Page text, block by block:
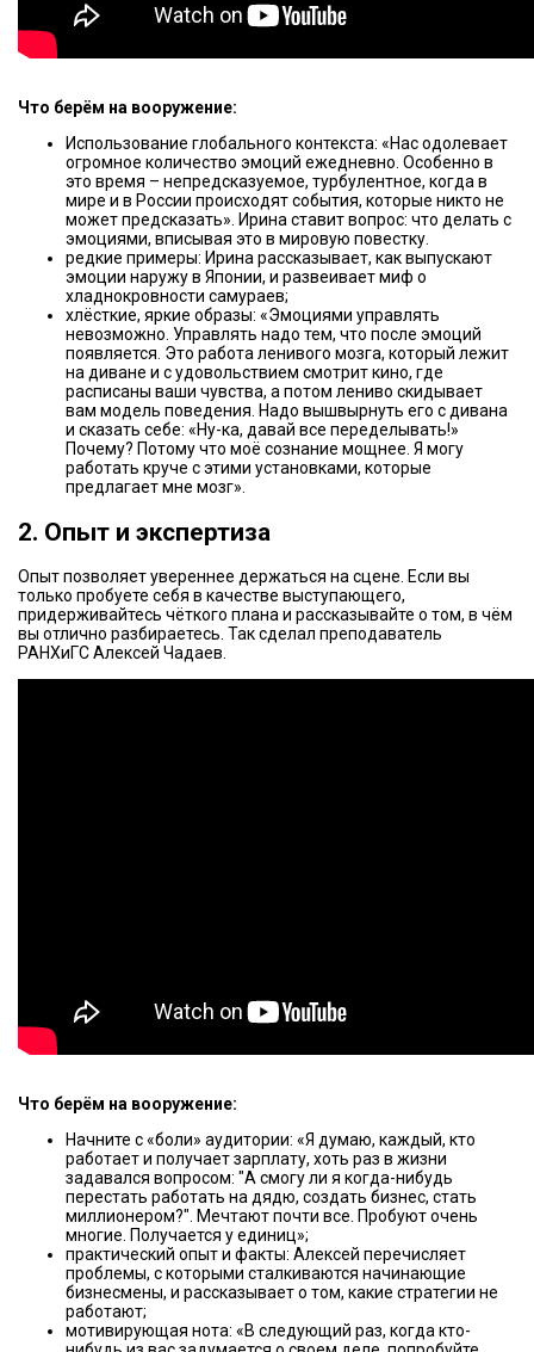
Что берём на вооружение:
Использование глобального контекста: «Нас одолевает
огромное количество эмоций ежедневно. Особенно в
это время – непредсказуемое, турбулентное, когда в
мире и в России происходят события, которые никто не
может предсказать». Ирина ставит вопрос: что делать с
эмоциями, вписывая это в мировую повестку.
редкие примеры: Ирина рассказывает, как выпускают
эмоции наружу в Японии, и развеивает миф о
хладнокровности самураев;
хлёсткие, яркие образы: «Эмоциями управлять
невозможно. Управлять надо тем, что после эмоций
появляется. Это работа ленивого мозга, который лежит
на диване и с удовольствием смотрит кино, где
расписаны ваши чувства, а потом лениво скидывает
вам модель поведения. Надо вышвырнуть его с дивана
и сказать себе: «Ну-ка, давай все переделывать!»
Почему? Потому что моё сознание мощнее. Я могу
работать круче с этими установками, которые
предлагает мне мозг».
2. Опыт и экспертиза
Опыт позволяет увереннее держаться на сцене. Если вы
только пробуете себя в качестве выступающего,
придерживайтесь чёткого плана и рассказывайте о том, в чём
вы отлично разбираетесь. Так сделал преподаватель
РАНХиГС Алексей Чадаев.
Что берём на вооружение:
Начните с «боли» аудитории: «Я думаю, каждый, кто
работает и получает зарплату, хоть раз в жизни
задавался вопросом: "А смогу ли я когда-нибудь
перестать работать на дядю, создать бизнес, стать
миллионером?". Мечтают почти все. Пробуют очень
многие. Получается у единиц»;
практический опыт и факты: Алексей перечисляет
проблемы, с которыми сталкиваются начинающие
бизнесмены, и рассказывает о том, какие стратегии не
работают;
мотивирующая нота: «В следующий раз, когда кто-